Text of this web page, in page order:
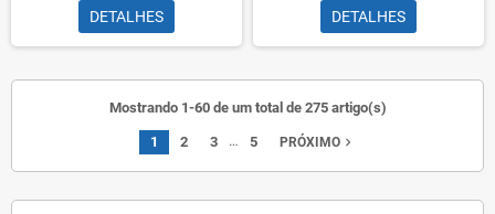
DETALHES DETALHES
Mostrando 1-60 de um total de 275 artigo(s)
1 2 3 … 5 PRÓXIMO navigate_next